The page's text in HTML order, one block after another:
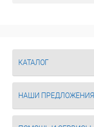
КАТАЛОГ
НАШИ ПРЕДЛОЖЕНИЯ